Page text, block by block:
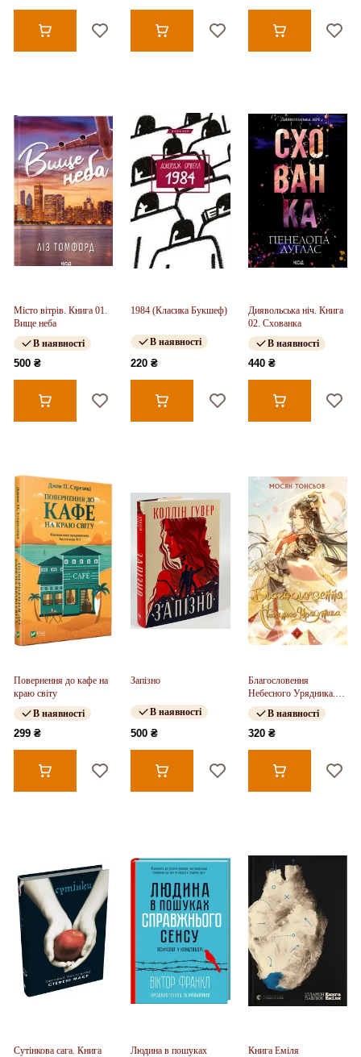
Місто вітрів. Книга 01.
Вище неба
В наявності
500 ₴
1984 (Класика Букшеф)
В наявності
220 ₴
Диявольська ніч. Книга
02. Схованка
В наявності
440 ₴
Повернення до кафе на
краю світу
В наявності
299 ₴
Запізно
В наявності
500 ₴
Благословення
Небесного Урядника.
Том 2
В наявності
320 ₴
Сутінкова сага. Книга
Людина в пошуках
Книга Еміля